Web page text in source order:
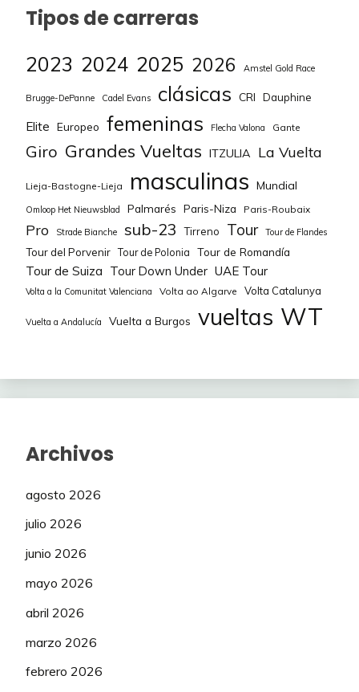
Tipos de carreras
2023 2024 2025 2026 Amstel Gold Race
Brugge-DePanne Cadel Evans clásicas CRI Dauphine
Elite Europeo femeninas Flecha Valona Gante
Giro Grandes Vueltas ITZULIA La Vuelta
Lieja-Bastogne-Lieja masculinas Mundial
Omloop Het Nieuwsblad Palmarés Paris-Niza Paris-Roubaix
Pro Strade Bianche sub-23 Tirreno Tour Tour de Flandes
Tour del Porvenir Tour de Polonia Tour de Romandía
Tour de Suiza Tour Down Under UAE Tour
Volta a la Comunitat Valenciana Volta ao Algarve Volta Catalunya
Vuelta a Andalucía Vuelta a Burgos vueltas WT
Archivos
agosto 2026
julio 2026
junio 2026
mayo 2026
abril 2026
marzo 2026
febrero 2026